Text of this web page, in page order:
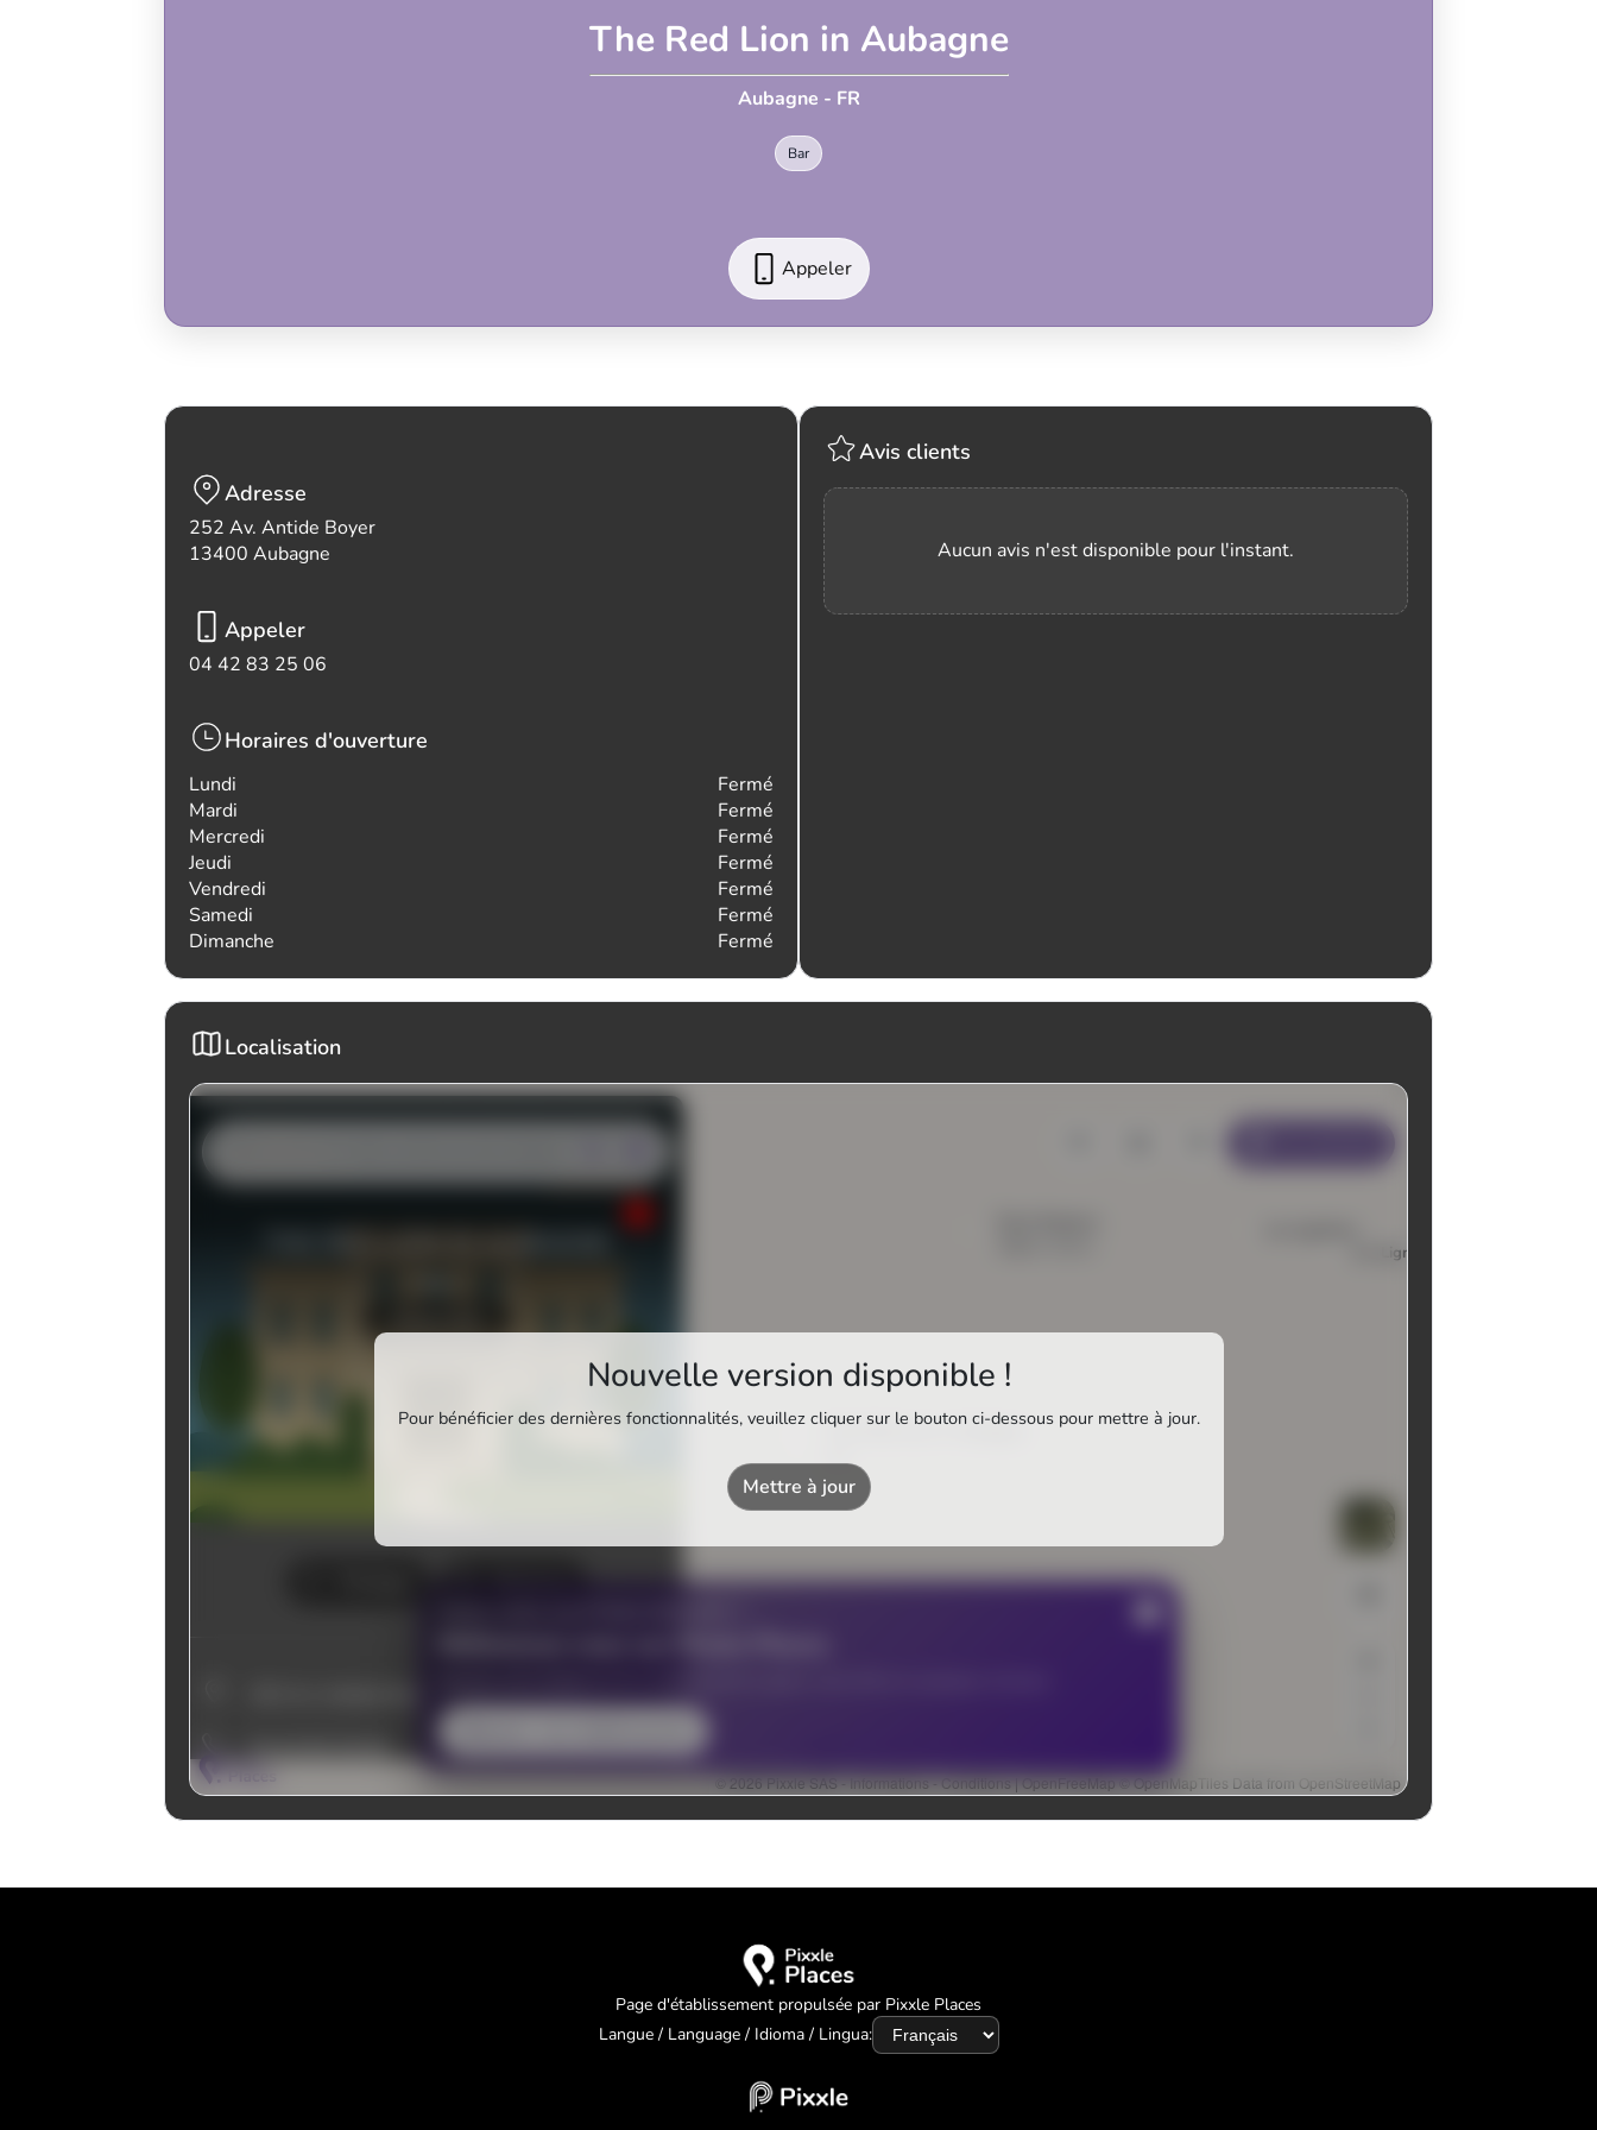
The Red Lion in Aubagne
Aubagne - FR
Bar
Appeler
Adresse
252 Av. Antide Boyer
13400 Aubagne
Appeler
04 42 83 25 06
Horaires d'ouverture
Lundi
Fermé
Mardi
Fermé
Mercredi
Fermé
Jeudi
Fermé
Vendredi
Fermé
Samedi
Fermé
Dimanche
Fermé
Avis clients
Aucun avis n'est disponible pour l'instant.
Localisation
Page d'établissement propulsée par Pixxle Places
Langue / Language / Idioma / Lingua: